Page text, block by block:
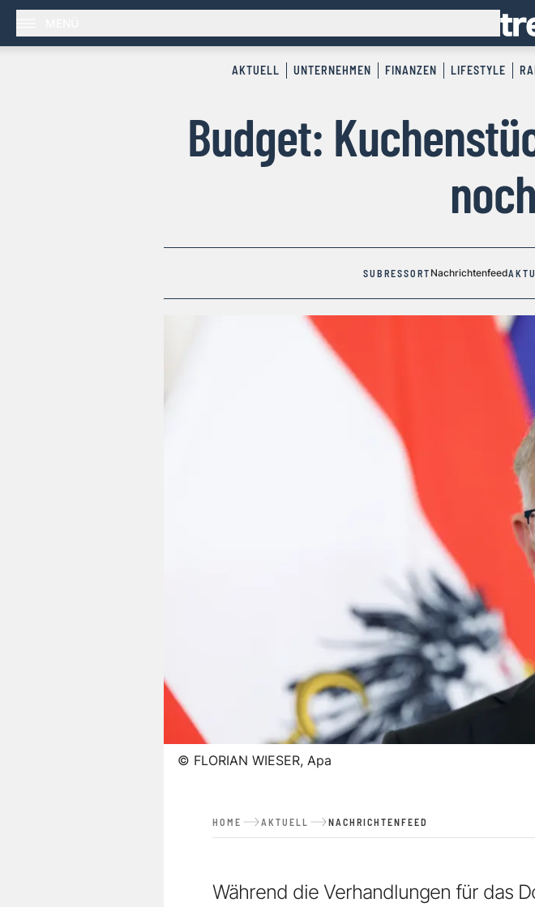
AKTUELL UNTERNEHMEN FINANZEN LIFESTYLE
Budget:
SUBRESSORT Nachrichtenfeed
© FLORIAN WIESER, Apa
HOME AKTUELL NACHRICHTENFEED
Während die Verhandlungen für das